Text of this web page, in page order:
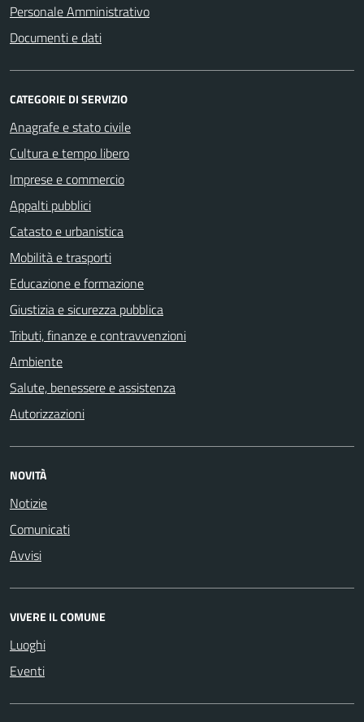
Personale Amministrativo
Documenti e dati
CATEGORIE DI SERVIZIO
Anagrafe e stato civile
Cultura e tempo libero
Imprese e commercio
Appalti pubblici
Catasto e urbanistica
Mobilità e trasporti
Educazione e formazione
Giustizia e sicurezza pubblica
Tributi, finanze e contravvenzioni
Ambiente
Salute, benessere e assistenza
Autorizzazioni
NOVITÀ
Notizie
Comunicati
Avvisi
VIVERE IL COMUNE
Luoghi
Eventi